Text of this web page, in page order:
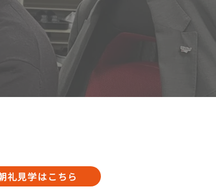
礼見学はこちら